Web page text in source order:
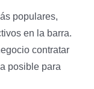
populares,
en la barra.
contratar
posible para